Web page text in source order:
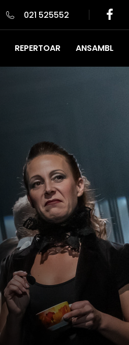
021 525552
REPERTOAR ANSAMBL